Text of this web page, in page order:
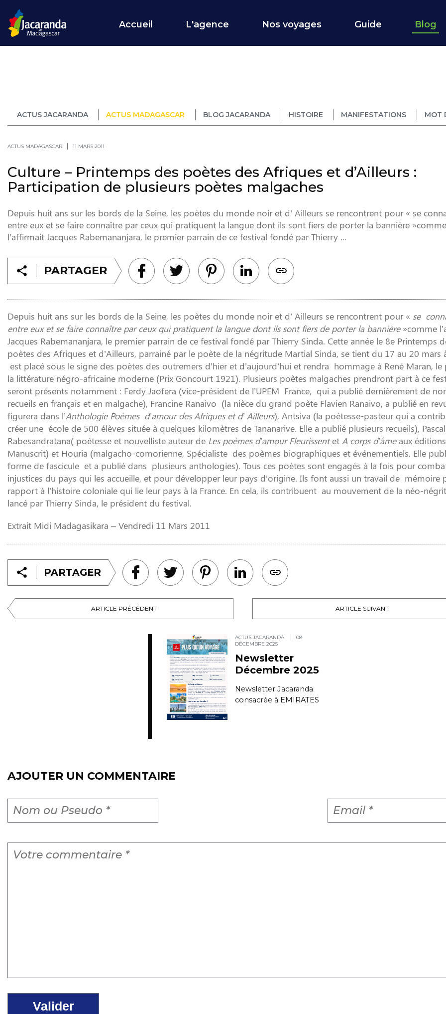
Accueil L'agence Nos voyages Guide Blog
ACTUS JACARANDA ACTUS MADAGASCAR BLOG JACARANDA HISTOIRE MANIFESTATIONS MOT
ACTUS MADAGASCAR 11 MARS 2011
Culture – Printemps des poètes des Afriques et d’Ailleurs :
Participation de plusieurs poètes malgaches
Depuis huit ans sur les bords de la Seine, les poètes du monde noir et d’ Ailleurs se rencontrent pour « se
entre eux et se faire connaître par ceux qui pratiquent la langue dont ils sont fiers de porter la bannière »comme
l’affirmait Jacques Rabemananjara, le premier parrain de ce festival fondé par Thierry ...
PARTAGER
ARTICLE PRÉCÉDENT ARTICLE SUIVANT
ACTUS JACARANDA
08
DÉCEMBRE 2025
Newsletter
Décembre 2025
Newsletter Jacaranda
consacrée à EMIRATES
Depuis huit ans sur les bords de la Seine, les poètes du monde noir et d’ Ailleurs se rencontrent pour « se
entre eux et se faire connaître par ceux qui pratiquent la langue dont ils sont fiers de porter la bannière»comme
Jacques Rabemananjara, le premier parrain de ce festival fondé par Thierry Sinda. Cette année le 8e Printemps
poètes des Afriques et d’Ailleurs, parrainé par le poète de la négritude Martial Sinda, se tient du 17 au 20 mars
est placé sous le signe des poètes des outremers d’hier et d’aujourd’hui et rendra hommage à René Maran, le
la littérature négro-africaine moderne (Prix Goncourt 1921). Plusieurs poètes malgaches prendront part à ce
seront présents notamment : Ferdy Jaofera (vice-président de l’UPEM France, qui a publié dernièrement de
recueils en français et en malgache), Francine Ranaivo (la nièce du grand poète Flavien Ranaivo, a publié en
figurera dans l’Anthologie Poèmes d’amour des Afriques et d’ Ailleurs), Antsiva (la poétesse-pasteur qui a
créer une école de 500 élèves située à quelques kilomètres de Tananarive. Elle a publié plusieurs recueils),
Rabesandratana( poétesse et nouvelliste auteur de Les poèmes d’amour Fleurissentet A corps d’âme aux
Manuscrit) et Houria (malgacho-comorienne, Spécialiste des poèmes biographiques et événementiels. Elle
forme de fascicule et a publié dans plusieurs anthologies). Tous ces poètes sont engagés à la fois pour
injustices du pays qui les accueille, et pour développer leur pays d’origine. Ils font aussi un travail de mémoire
rapport à l’histoire coloniale qui lie leur pays à la France. En cela, ils contribuent au mouvement de la néo-
lancé par Thierry Sinda, le président du festival.
Extrait Midi Madagasikara – Vendredi 11 Mars 2011
PARTAGER
AJOUTER UN COMMENTAIRE